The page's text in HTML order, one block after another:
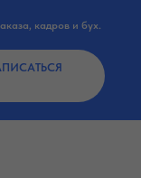
кадров и бух.